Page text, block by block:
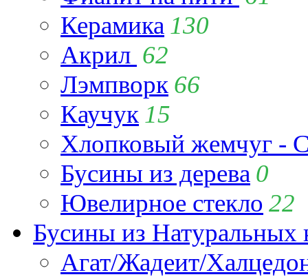
Керамика 130
Акрил 62
Лэмпворк 66
Каучук 15
Хлопковый жемчуг -
Бусины из дерева 0
Ювелирное стекло 22
Бусины из Натуральных
Агат/Жадеит/